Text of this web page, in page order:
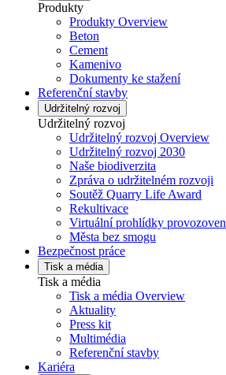
Produkty
Produkty Overview
Beton
Cement
Kamenivo
Dokumenty ke stažení
Referenční stavby
Udržitelný rozvoj
Udržitelný rozvoj
Udržitelný rozvoj Overview
Udržitelný rozvoj 2030
Naše biodiverzita
Zpráva o udržitelném rozvoji
Soutěž Quarry Life Award
Rekultivace
Virtuální prohlídky provozoven
Města bez smogu
Bezpečnost práce
Tisk a média
Tisk a média
Tisk a média Overview
Aktuality
Press kit
Multimédia
Referenční stavby
Kariéra